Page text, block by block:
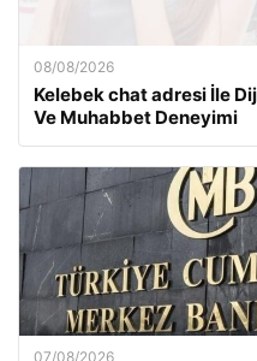
08/08/2026
Kelebek chat adresi İle
Ve Muhabbet Deneyimi
07/08/2026